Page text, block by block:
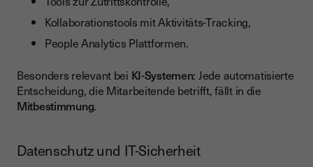
Kollaborationstools mit Aktivitäts-Tracking,
People Analytics Plattformen.
Besonders relevant bei KI-Systemen: Jede automatisierte
Entscheidung, die Mitarbeitende betrifft, fällt in die
Mitbestimmung.
Datenschutz und IT-Sicherheit